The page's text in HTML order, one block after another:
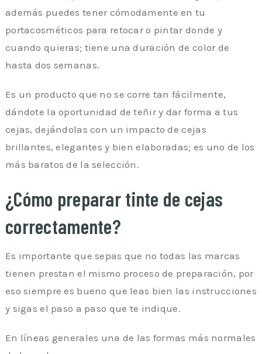
además puedes tener cómodamente en tu
portacosméticos para retocar o pintar donde y
cuando quieras; tiene una duración de color de
hasta dos semanas.
Es un producto que no se corre tan fácilmente,
dándote la oportunidad de teñir y dar forma a tus
cejas, dejándolas con un impacto de cejas
brillantes, elegantes y bien elaboradas; es uno de los
más baratos de la selección.
¿Cómo preparar tinte de cejas
correctamente?
Es importante que sepas que no todas las marcas
tienen prestan el mismo proceso de preparación, por
eso siempre es bueno que leas bien las instrucciones
y sigas el paso a paso que te indique.
En líneas generales una de las formas más normales